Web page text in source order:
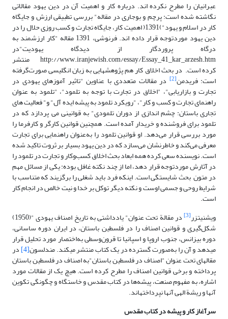
عبرانیان را مطرح نکرده اند. درباره کار و اهمیت آن در دین یهود مقالاتی
نگاشته شده است: پرچم و بوجاری در مقاله" بررسی تطبیقی ارزش و جایگاه
کار در اسلام و یهود")1391( اهمیت کار، جایگاه تجارت و کسب روزی حلال را در
دین یهود موردتوجه قرار داده اند. فرنوشی، 1391 مقاله "کار ارزشمند به
درگاه پروردگار از دیدگاه یهودیت"در
http://www.iranjewish.com/essay/Essay_41_kar_arzesh.htm منتشر
کرده است. در بحث اخلاق کار هم پژوهش­هایی به زبان انگلیسی صورت‌گرفته
است: فریدمن[2] در مقالات متعددی با عناوین "تاثیر آموزهای یهودی در
تجارت و بازاریابی"، "اخلاق در تجارت با توجه به تلمود"، "تلمود به عنوان
راهنمای تجارت و کسب و کار"، "رویکرد تلمود به پیشه ایده آل" و" فعالیت های
تجاری باستان: چشم اندازی از دوران تلمودی" به قوانینی می پردازد که در
تلمود برای فروشنده و خریدار آمده است. همچنین قوانین کارگر و کارفرما را
مورد بررسی قرار می‌دهد. او قوانین تلمود را به‌عنوان راهنمایی برای تجارت
معرفی می‌کند و خاطرنشان می‌سازد که در دین یهود بسیار بر ثروت تاکید شده
است. نویسنده سعی کرده همه ابعاد بحث اخلاق کسب‌وکار و تجارت در تلمود را
در آثارش موردتوجه قرار دهد، اما از چند نکته غافل بوده: یکی از مسائل مهم
در متون بحث شایستگی است. اینکه فرد باید شغلی را برگزیند که متناسب با
شرایط روحی و جسمی اوست و نکته دیگر توکل بر خدا و نیت خالص در انجام کار
است.
ویشنیتزر[3] در مقالة تحت عنوان" یادداشتی به تاریخ اصناف یهودی "(1950)
شکل‌گیری و قوانین اصناف را در فلسطین باستان، در ایران دوره ساسانی،
دوره بیزانس، جنوب اروپا و اسپانیا تا قرون‌وسطی به‌اختصار مورد تحلیل قرار
می­دهد و آن را به‌صورت گسترده در یک کتاب منتشر می­کند. مندلسون[4] در
مقاله­ای تحت عنوان "اصناف در فلسطین باستان"به اصناف در فلسطین باستان
پرداخته و برخی قوانین اصناف را مطرح کرده است. هیچ یک از مقالات مورد
اشاره، به مفهوم صنعت، پیشه‌ها در کتاب مقدس و خاستگاه و چگونگی تکوین
آنها و ریشة الهی آنها نپرداخته­اند.
سرآغاز کار و پیشه در کتاب مقدس